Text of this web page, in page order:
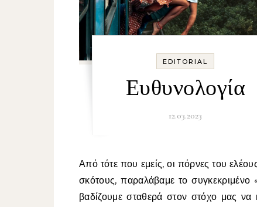
EDITORIAL
Ευθυνολογία
12.03.2023
Από τότε που εμείς, οι πόρνες του ελέους και του
σκότους, παραλάβαμε το συγκεκριμένο
βαδίζουμε σταθερά στον στόχο μας να